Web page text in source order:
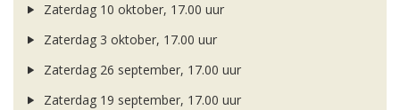
Zaterdag 10 oktober, 17.00 uur
Zaterdag 3 oktober, 17.00 uur
Zaterdag 26 september, 17.00 uur
Zaterdag 19 september, 17.00 uur